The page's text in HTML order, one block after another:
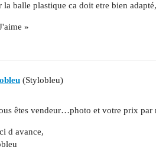
la balle plastique ca doit etre bien
»
(Stylobleu)
êtes vendeur…photo et votre prix par
d avance,